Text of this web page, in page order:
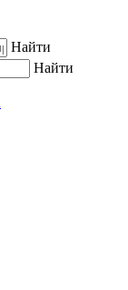
Найти
Найти